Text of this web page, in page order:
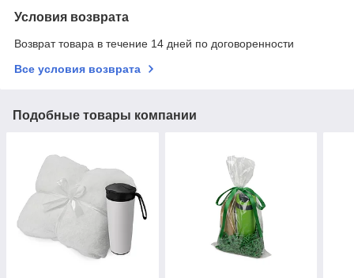
Условия возврата
Возврат товара в течение 14 дней по договоренности
Все условия возврата
Подобные товары компании